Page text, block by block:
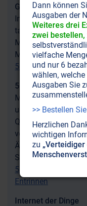
Gefährlicher 5G-
Immer mehr Fakten
tatsächlich ist –
Mobilfunkindustrie
Millionen von
5G: „Die dümmste
5G-Mobilfunk:
Mikrowellen-
und Zehntausende
Quadratzentimeter
völlig neuen Art der
Ärzte und
Siechtum für alles
5G-Mobilfunk:
Entrinnen
Internet der Dinge
Dann können
Ausgaben der
Weiteres drei
zwei bestellen,
vielfache
und nur 6
wählen,
Ausgaben Sie
>> Bestellen
Herzlichen
wichtigen
zu